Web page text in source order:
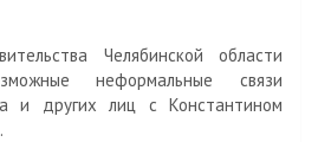
Челябинской области
неформальные связи
и других лиц с Константином